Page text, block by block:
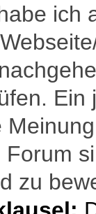
ich
zu